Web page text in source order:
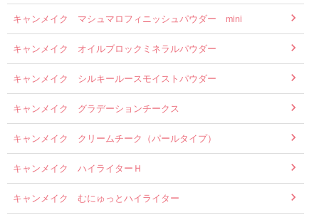
キャンメイク マシュマロフィニッシュパウダー mini
キャンメイク オイルブロックミネラルパウダー
キャンメイク シルキールースモイストパウダー
キャンメイク グラデーションチークス
キャンメイク クリームチーク（パールタイプ）
キャンメイク ハイライターＨ
キャンメイク むにゅっとハイライター